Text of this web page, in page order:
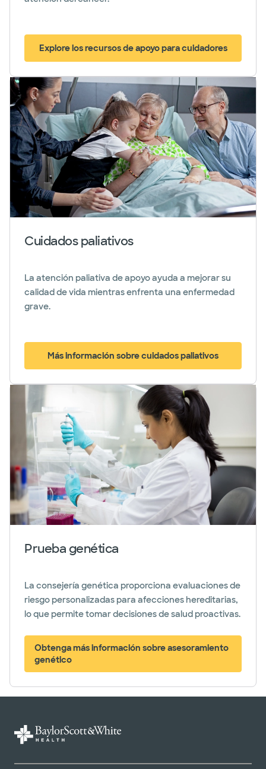
Explore los recursos de apoyo para cuidadores
Cuidados paliativos
La atención paliativa de apoyo ayuda a mejorar su
calidad de vida mientras enfrenta una enfermedad
grave.
Más información sobre cuidados paliativos
Prueba genética
La consejería genética proporciona evaluaciones de
riesgo personalizadas para afecciones hereditarias,
lo que permite tomar decisiones de salud proactivas.
Obtenga más información sobre asesoramiento
genético